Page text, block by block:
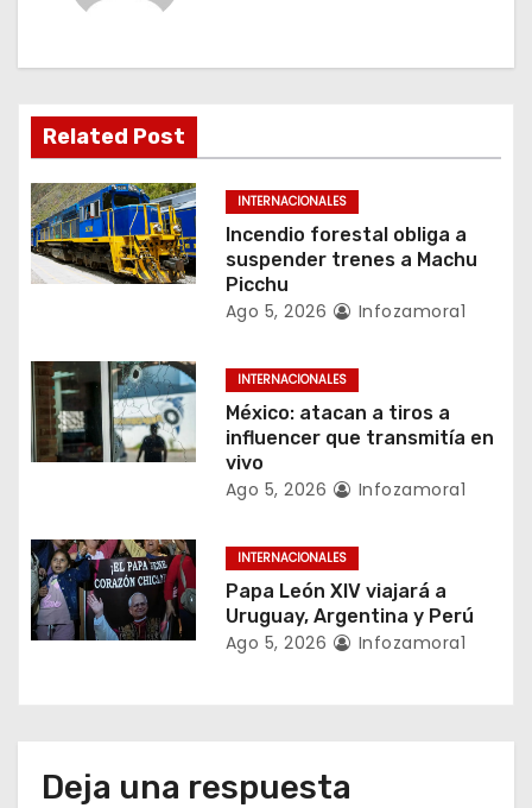
n
d
e
e
t
r
d
a
s
Related Post
INTERNACIONALES
Incendio forestal obliga a
suspender trenes a Machu
Picchu
Ago 5, 2026 Infozamora1
INTERNACIONALES
México: atacan a tiros a
influencer que transmitía en
vivo
Ago 5, 2026 Infozamora1
INTERNACIONALES
Papa León XIV viajará a
Uruguay, Argentina y Perú
Ago 5, 2026 Infozamora1
Deja una respuesta